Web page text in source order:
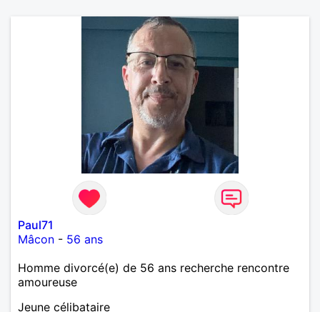
Paul71
Mâcon - 56 ans
Homme divorcé(e) de 56 ans recherche rencontre
amoureuse
Jeune célibataire